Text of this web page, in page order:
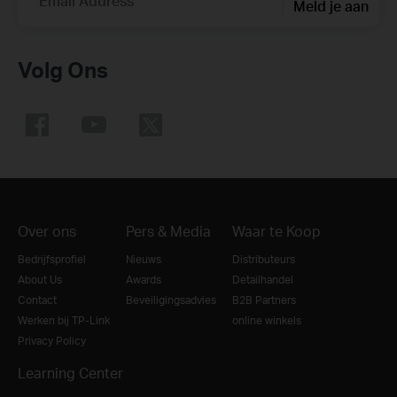
Meld je aan
Volg Ons
Over ons
Bedrijfsprofiel
About Us
Contact
Werken bij TP-Link
Privacy Policy
Pers & Media
Nieuws
Awards
Beveiligingsadvies
Waar te Koop
Distributeurs
Detailhandel
B2B Partners
online winkels
Learning Center